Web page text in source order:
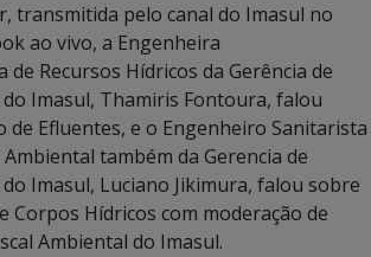
transmitida pelo canal do Imasul no
ao vivo, a Engenheira
Recursos Hídricos da Gerência de
Imasul, Thamiris Fontoura, falou
de Efluentes, e o Engenheiro Sanitarista
também da Gerencia de
Imasul, Luciano Jikimura, falou sobre
Corpos Hídricos com moderação de
Ambiental do Imasul.